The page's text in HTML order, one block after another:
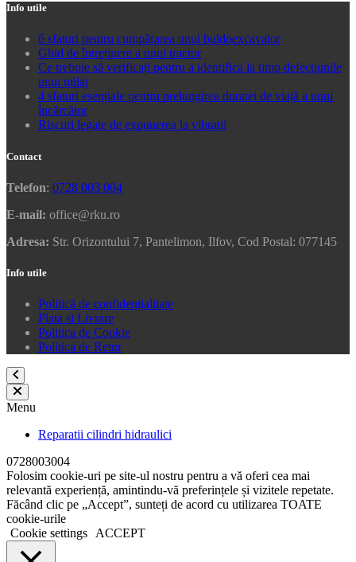
Info utile
6 sfaturi pentru cumpărarea unui buldoexcavator
Ghid de întreținere a unui tractor
Ce trebuie să verificați pentru a identifica la timp defecțiunile
unui utilaj
4 sfaturi esențiale pentru prelungirea duratei de viață a unui
încărcător
Riscuri legate de expunerea la vibrații
Contact
Telefon: 0728 003 004
E-mail: office@rku.ro
Adresa: Str. Orizontului 7, Pantelimon, Ilfov, Cod Postal: 077145
Info utile
Politică de confidențialitate
Plata si Livrare
Politica de Cookie
Politica de Retur
Menu
Reparatii cilindri hidraulici
0728003004
Folosim cookie-uri pe site-ul nostru pentru a vă oferi cea mai
relevantă experiență, amintindu-vă preferințele și vizitele repetate.
Făcând clic pe „Accept”, sunteți de acord cu utilizarea TOATE
cookie-urile
Cookie settings
ACCEPT